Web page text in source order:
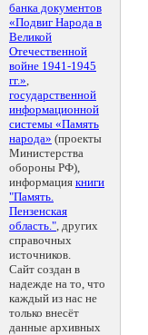
банка документов
«Подвиг Народа в
Великой
Отечественной
войне 1941-1945
гг.»,
государственной
информационной
системы «Память
народа» (проекты
Министерства
обороны РФ),
информация книги
"Память.
Пензенская
область.", других
справочных
источников.
Сайт создан в
надежде на то, что
каждый из нас не
только внесёт
данные архивных